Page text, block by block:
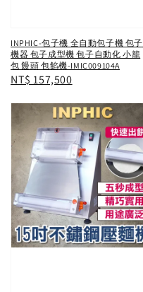
INPHIC-包子機 全自動包子機 包子
機器 包子成型機 包子自動化 小籠
包 饅頭 包餡機-IMIC009104A
Regular
NT$ 157,500